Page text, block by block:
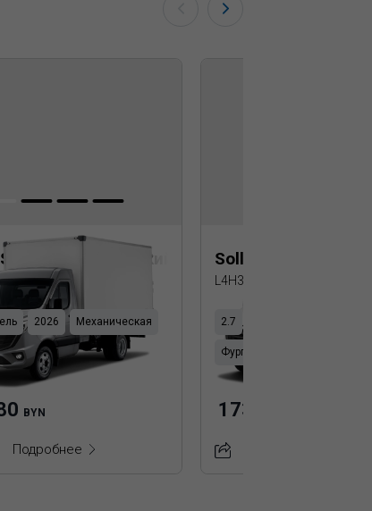
Изотермический фургон
(Пластик ППУ)
2026 Механическая
BYN
Подробнее
Sollers SF5
L4H3 DRW (Пластик ППУ)
2.7
Фургон
173 850